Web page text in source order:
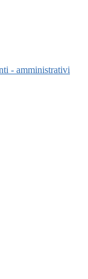
- amministrativi